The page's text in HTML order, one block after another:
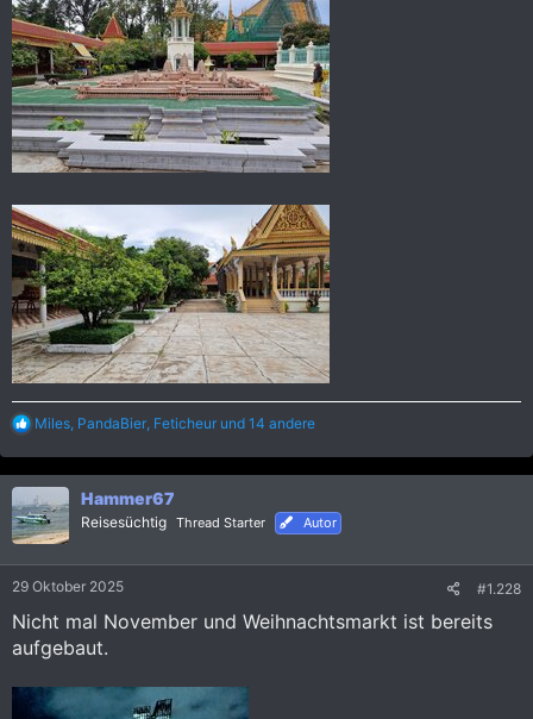
R
a
k
t
i
o
n
Miles PandaBier Feticheur und 14 andere
Hammer67
Reisesüchtig Thread Starter Autor
29 Oktober 2025 #1.228
Nicht mal November und Weihnachtsmarkt ist bereits
aufgebaut.